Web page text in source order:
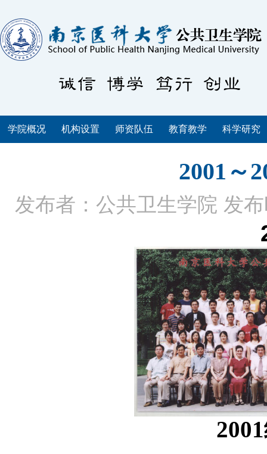
学院概况 机构设置 师资队伍 教育教学 科学研究
2001～
发布者：公共卫生学院 发
2001